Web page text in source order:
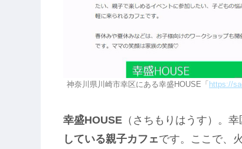
神奈川県川崎市幸区にある幸盛HOUSE「 https://
幸盛HOUSE （さちもりはうす）。
している親子カフェです。ここで、